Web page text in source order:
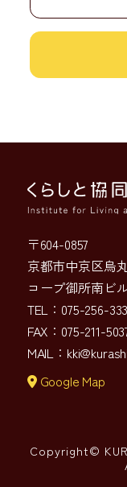
〒604-0857
京都市中京区烏
コープ御所南ビ
TEL：075-256-
FAX：075-211-
MAIL：
Google Map
Copyright©